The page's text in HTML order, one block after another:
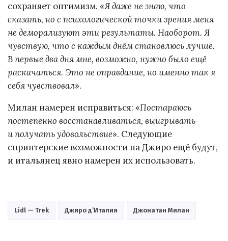
сохраняет оптимизм. «Я даже не знаю, что
сказать, но с психологической точки зрения меня
не деморализуют эти результаты. Наоборот. Я
чувствую, что с каждым днём становлюсь лучше.
В первые два дня мне, возможно, нужно было ещё
раскачаться. Это не оправдание, но именно так я
себя чувствовал».
Милан намерен исправиться: «Постараюсь
постепенно восстанавливаться, выигрывать
и получать удовольствие». Следующие
спринтерские возможности на Джиро ещё будут,
и итальянец явно намерен их использовать.
Lidl — Trek Джиро д’Италия Джонатан Милан